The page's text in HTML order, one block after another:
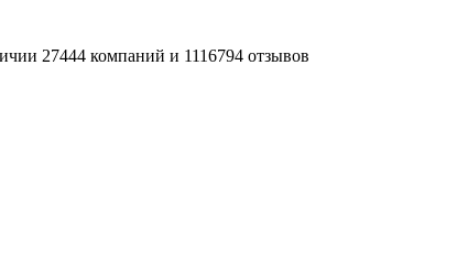
27444 компаний и 1116794 отзывов